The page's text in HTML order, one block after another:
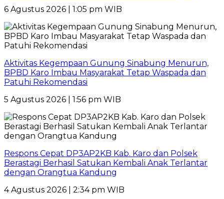
6 Agustus 2026 | 1:05 pm WIB
Aktivitas Kegempaan Gunung Sinabung Menurun,
BPBD Karo Imbau Masyarakat Tetap Waspada dan
Patuhi Rekomendasi
5 Agustus 2026 | 1:56 pm WIB
Respons Cepat DP3AP2KB Kab. Karo dan Polsek
Berastagi Berhasil Satukan Kembali Anak Terlantar
dengan Orangtua Kandung
4 Agustus 2026 | 2:34 pm WIB